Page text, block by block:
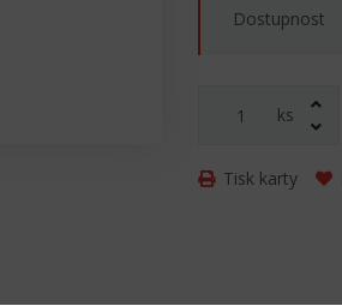
Dostupnost
ks
Tisk karty